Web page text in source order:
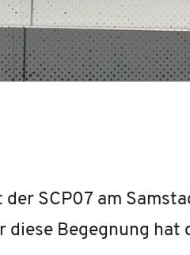
SCP07 am
diese Begegnung